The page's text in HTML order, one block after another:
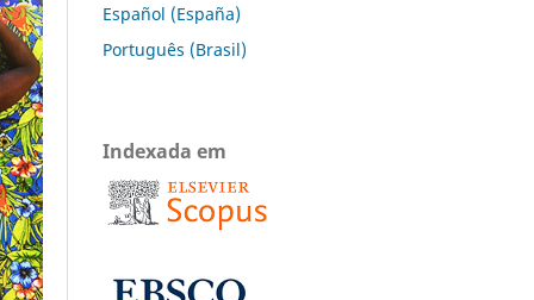
Español (España)
Português (Brasil)
Indexada em